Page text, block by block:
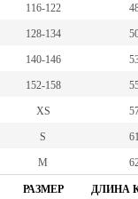
116-122
128-134
140-146
152-158
XS
S 61
M
РАЗМЕР
ДЛИНА